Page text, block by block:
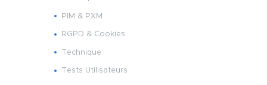
PIM & PXM
RGPD & Cookies
Technique
Tests Utilisateurs